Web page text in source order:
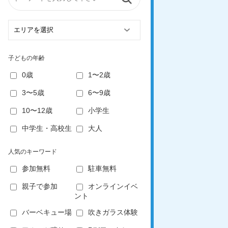
子どもの年齢
0歳 1〜2歳
3〜5歳 6〜9歳
10〜12歳 小学生
中学生・高校生 大人
人気のキーワード
参加無料 駐車無料
親子で参加
オンラインイベ
ント
バーベキュー場 吹きガラス体験